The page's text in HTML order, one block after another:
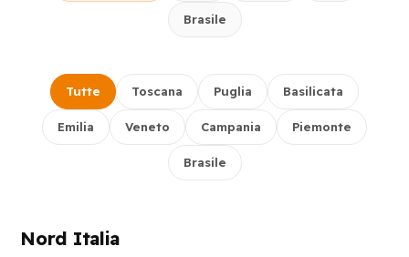
Brasile
Tutte Toscana Puglia Basilicata
Emilia Veneto Campania Piemonte
Brasile
Nord Italia